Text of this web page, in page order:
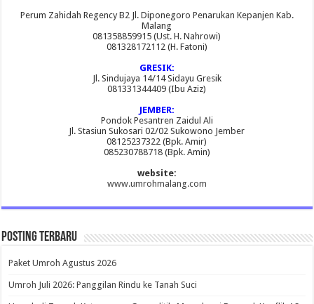
Perum Zahidah Regency B2 Jl. Diponegoro Penarukan Kepanjen Kab.
Malang
081358859915 (Ust. H. Nahrowi)
081328172112 (H. Fatoni)
GRESIK:
Jl. Sindujaya 14/14 Sidayu Gresik
081331344409 (Ibu Aziz)
JEMBER:
Pondok Pesantren Zaidul Ali
Jl. Stasiun Sukosari 02/02 Sukowono Jember
08125237322 (Bpk. Amir)
085230788718 (Bpk. Amin)
website:
www.umrohmalang.com
Posting Terbaru
Paket Umroh Agustus 2026
Umroh Juli 2026: Panggilan Rindu ke Tanah Suci